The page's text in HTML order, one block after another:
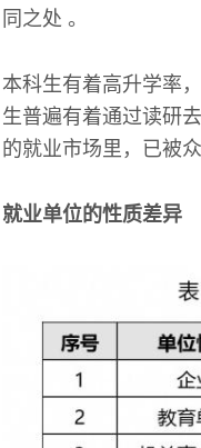
同之处 。
本科生有着高升学率
生普遍有着通过读研
的就业市场里，已被
就业单位的性质差异